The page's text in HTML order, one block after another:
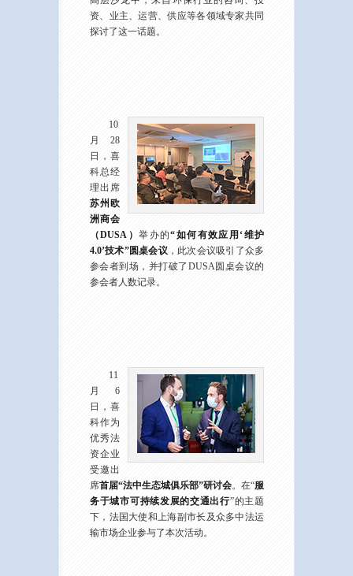
资、业主、运营、供应等各领域专家共同
探讨了这一话题。
10
月28
日，喜
科总经
理出席
苏州欧
洲商会
（DUSA）举办的“如何有效应用‘维护
4.0’技术”圆桌会议，此次会议吸引了众多
参会者到场，并打破了DUSA圆桌会议的
参会者人数记录。
11
月6
日，喜
科作为
优秀法
资企业
受邀出
席首届“法中生态城俱乐部”研讨会。在“服
务于城市可持续发展的交通出行”的主题
下，法国大使和上海副市长及众多中法运
输市场企业参与了本次活动。